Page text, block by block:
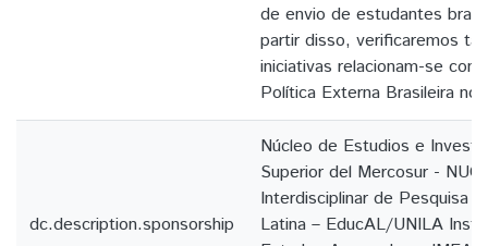
de envio de estudantes
partir disso, verificaremos
iniciativas relacionam-se
Política Externa Brasileira no
dc.description.sponsorship
Núcleo de Estudios e
Superior del Mercosur -
Interdisciplinar de Pesquisa
Latina – EducAL/UNILA